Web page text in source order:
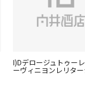
I)Dデロージュトゥー
ーヴィニヨンレリター